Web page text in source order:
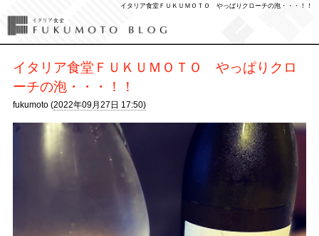
イタリア食堂ＦＵＫＵＭＯＴＯ やっぱりクローチの泡・・・！！
イタリア食堂ＦＵＫＵＭＯＴＯ やっぱりクロ
ーチの泡・・・！！
fukumoto (2022年09月27日 17:50)